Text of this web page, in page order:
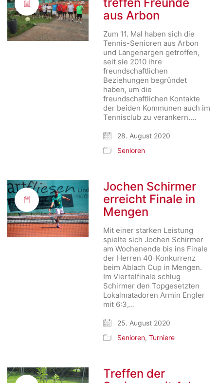
aus Arbon
Zum 11. Mal haben sich die
Tennis-Senioren aus Arbon
und Langenargen getroffen,
seit sie 2010 ihre
freundschaftlichen
Beziehungen begründet
haben, um die
freundschaftlichen Kontakte
der beiden Kommunen auch im
Tennisclub zu verankern.…
28. August 2020
Senioren
Jochen Schirmer
erreicht Finale in
Mengen
Mit einer starken Leistung
spielte sich Jochen Schirmer
am Wochenende bis ins Finale
der Herren 40-Konkurrenz
beim Ablach Cup in Mengen.
Im Viertelfinale schlug
Schirmer den Topgesetzten
Lokalmatadoren Armin Engler
mit 6:3,…
25. August 2020
Senioren,Turniere
Treffen der